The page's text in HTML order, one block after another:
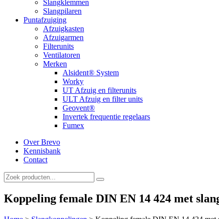
Slangklemmen
Slangpilaren
Puntafzuiging
Afzuigkasten
Afzuigarmen
Filterunits
Ventilatoren
Merken
Alsident® System
Worky
UT Afzuig en filterunits
ULT Afzuig en filter units
Geovent®
Invertek frequentie regelaars
Fumex
Over Brevo
Kennisbank
Contact
Koppeling female DIN EN 14 424 met